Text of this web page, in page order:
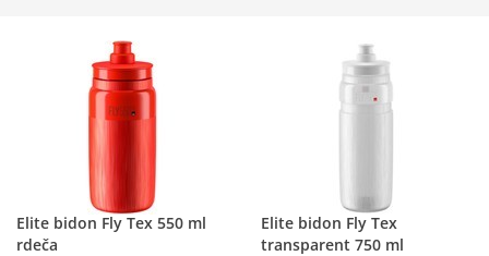
Elite bidon Fly Tex 550 ml
rdeča
Elite bidon Fly Tex
transparent 750 ml